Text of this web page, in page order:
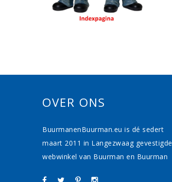
OVER ONS
BuurmanenBuurman.eu is dé sedert
maart 2011 in Langezwaag gevestigde
webwinkel van Buurman en Buurman